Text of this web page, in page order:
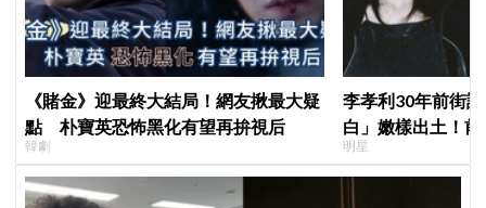
《賭金》迎最終大結局！網友揪最大疑
點 朴寶英恐怖黑化有望再拚視后
韓劇
李孝利30年前街
白」嫩樣出土！
傳奇
明星